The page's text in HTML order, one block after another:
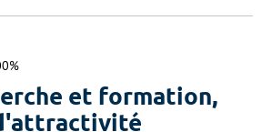
et formation,